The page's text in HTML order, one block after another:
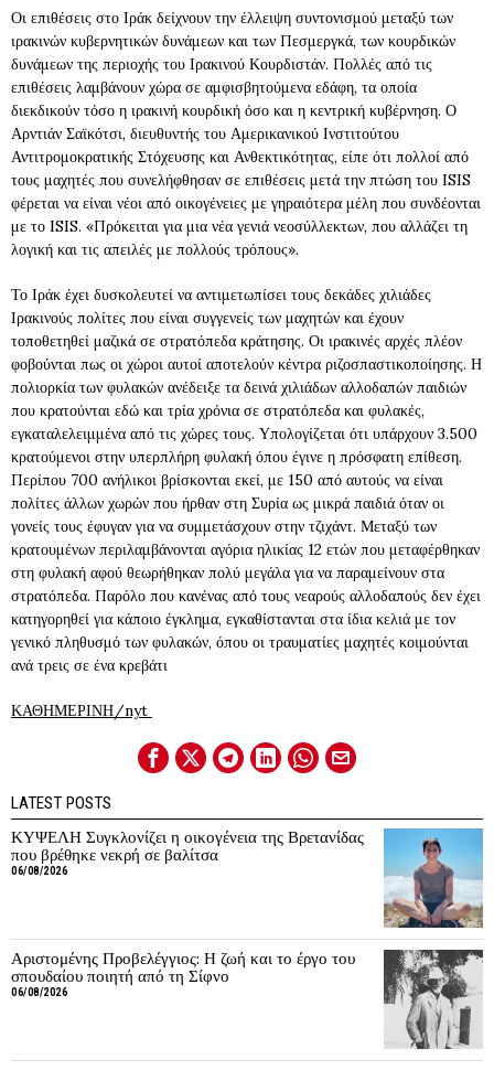
Οι επιθέσεις στο Ιράκ δείχνουν την έλλειψη συντονισμού μεταξύ των
ιρακινών κυβερνητικών δυνάμεων και των Πεσμεργκά, των κουρδικών
δυνάμεων της περιοχής του Ιρακινού Κουρδιστάν. Πολλές από τις
επιθέσεις λαμβάνουν χώρα σε αμφισβητούμενα εδάφη, τα οποία
διεκδικούν τόσο η ιρακινή κουρδική όσο και η κεντρική κυβέρνηση. Ο
Αρντιάν Σαϊκότσι, διευθυντής του Αμερικανικού Ινστιτούτου
Αντιτρομοκρατικής Στόχευσης και Ανθεκτικότητας, είπε ότι πολλοί από
τους μαχητές που συνελήφθησαν σε επιθέσεις μετά την πτώση του ISIS
φέρεται να είναι νέοι από οικογένειες με γηραιότερα μέλη που συνδέονται
με το ISIS. «Πρόκειται για μια νέα γενιά νεοσύλλεκτων, που αλλάζει τη
λογική και τις απειλές με πολλούς τρόπους».
Το Ιράκ έχει δυσκολευτεί να αντιμετωπίσει τους δεκάδες χιλιάδες
Ιρακινούς πολίτες που είναι συγγενείς των μαχητών και έχουν
τοποθετηθεί μαζικά σε στρατόπεδα κράτησης. Οι ιρακινές αρχές πλέον
φοβούνται πως οι χώροι αυτοί αποτελούν κέντρα ριζοσπαστικοποίησης. Η
πολιορκία των φυλακών ανέδειξε τα δεινά χιλιάδων αλλοδαπών παιδιών
που κρατούνται εδώ και τρία χρόνια σε στρατόπεδα και φυλακές,
εγκαταλελειμμένα από τις χώρες τους. Υπολογίζεται ότι υπάρχουν 3.500
κρατούμενοι στην υπερπλήρη φυλακή όπου έγινε η πρόσφατη επίθεση.
Περίπου 700 ανήλικοι βρίσκονται εκεί, με 150 από αυτούς να είναι
πολίτες άλλων χωρών που ήρθαν στη Συρία ως μικρά παιδιά όταν οι
γονείς τους έφυγαν για να συμμετάσχουν στην τζιχάντ. Μεταξύ των
κρατουμένων περιλαμβάνονται αγόρια ηλικίας 12 ετών που μεταφέρθηκαν
στη φυλακή αφού θεωρήθηκαν πολύ μεγάλα για να παραμείνουν στα
στρατόπεδα. Παρόλο που κανένας από τους νεαρούς αλλοδαπούς δεν έχει
κατηγορηθεί για κάποιο έγκλημα, εγκαθίστανται στα ίδια κελιά με τον
γενικό πληθυσμό των φυλακών, όπου οι τραυματίες μαχητές κοιμούνται
ανά τρεις σε ένα κρεβάτι
ΚΑΘΗΜΕΡΙΝΗ/nyt
LATEST POSTS
ΚΥΨΕΛΗ Συγκλονίζει η οικογένεια της Βρετανίδας
που βρέθηκε νεκρή σε βαλίτσα
06/08/2026
Αριστομένης Προβελέγγιος: Η ζωή και το έργο του
σπουδαίου ποιητή από τη Σίφνο
06/08/2026